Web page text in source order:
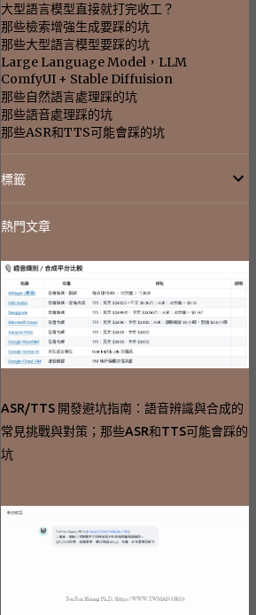
大型語言模型直接就打完收工？
那些檢索增強生成要踩的坑
那些大型語言模型要踩的坑
Large Language Model，LLM
ComfyUI + Stable Diffuision
那些自然語言處理踩的坑
那些語音處理踩的坑
那些ASR和TTS可能會踩的坑
標籤
熱門文章
ASR/TTS 開發避坑指南：語音辨識與合成的
常見挑戰與對策；那些ASR和TTS可能會踩的
坑